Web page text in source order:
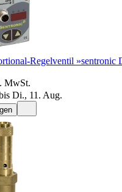
Regelventil »sentronic
MwSt.
Di., 11. Aug.